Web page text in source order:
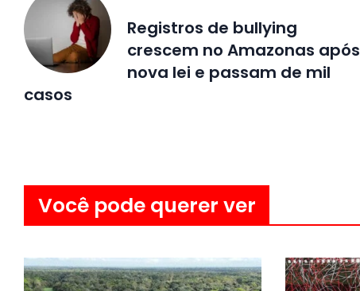
Registros de bullying
crescem no Amazonas após
nova lei e passam de mil
casos
Você pode querer ver